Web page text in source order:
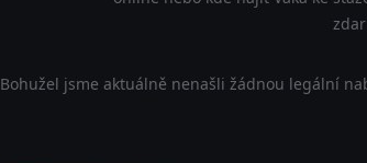
Bohužel jsme aktuálně nenašli žádnou legální